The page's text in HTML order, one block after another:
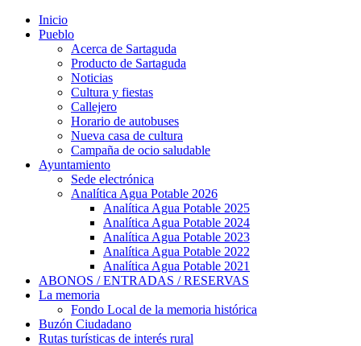
Inicio
Pueblo
Acerca de Sartaguda
Producto de Sartaguda
Noticias
Cultura y fiestas
Callejero
Horario de autobuses
Nueva casa de cultura
Campaña de ocio saludable
Ayuntamiento
Sede electrónica
Analítica Agua Potable 2026
Analítica Agua Potable 2025
Analítica Agua Potable 2024
Analítica Agua Potable 2023
Analítica Agua Potable 2022
Analítica Agua Potable 2021
ABONOS / ENTRADAS / RESERVAS
La memoria
Fondo Local de la memoria histórica
Buzón Ciudadano
Rutas turísticas de interés rural